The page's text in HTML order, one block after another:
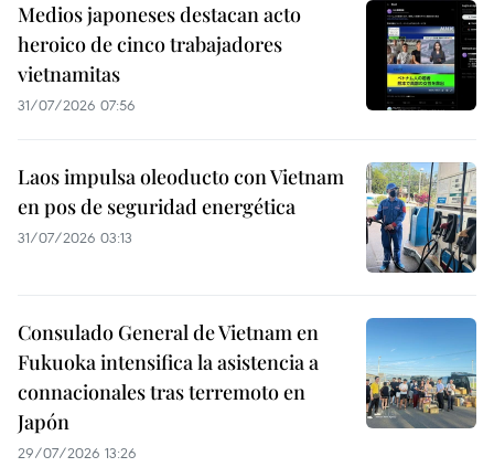
Medios japoneses destacan acto
heroico de cinco trabajadores
vietnamitas
31/07/2026 07:56
Laos impulsa oleoducto con Vietnam
en pos de seguridad energética
31/07/2026 03:13
Consulado General de Vietnam en
Fukuoka intensifica la asistencia a
connacionales tras terremoto en
Japón
29/07/2026 13:26